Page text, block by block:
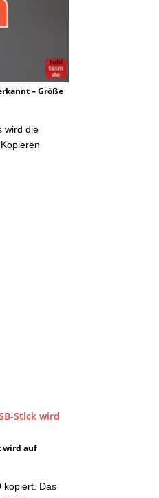
– Größe
wird die
wird auf
kopiert. Das